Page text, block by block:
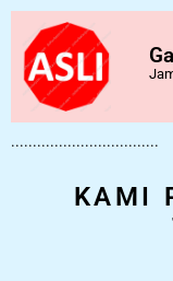
..................................
KAMI